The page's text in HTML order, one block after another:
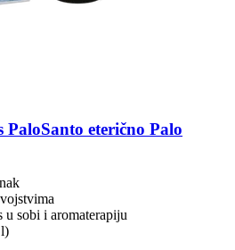
PaloSanto eterično Palo
u sobi i aromaterapiju